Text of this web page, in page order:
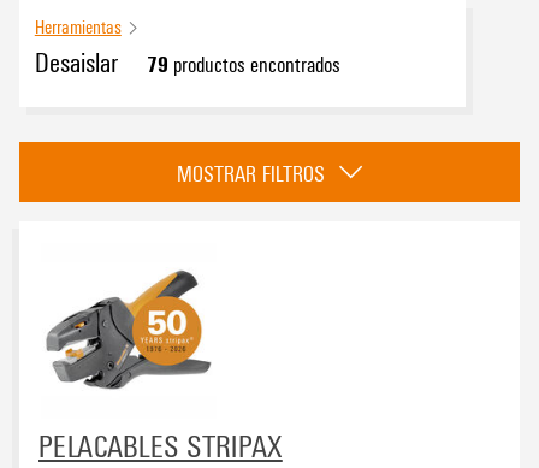
Herramientas
Desaislar 79 productos encontrados
Pelamangueras para cables especiales
CST (16)
Otros (2)
Sistema eCAD
Sección de conexión del conductor, min.
MOSTRAR FILTROS
PELACABLES STRIPAX